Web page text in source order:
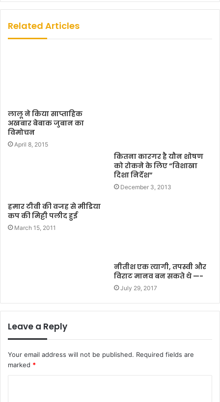
b
Related Articles
लालू ने किया साप्ताहिक
अखबार बेबाक जुबान का
विमोचन
April 8, 2015
कितना कारगर है यौन शोषण
को रोकने के लिए “विशाखा
दिशा निर्देश”
December 3, 2013
हमार टीवी की वजह से मीडिया
कप की मिट्टी पलीद हुई
March 15, 2011
नीतीश एक त्यागी, तपस्वी और
विराट मानव बन सकते थे —-
July 29, 2017
Leave a Reply
Your email address will not be published. Required fields are
marked *